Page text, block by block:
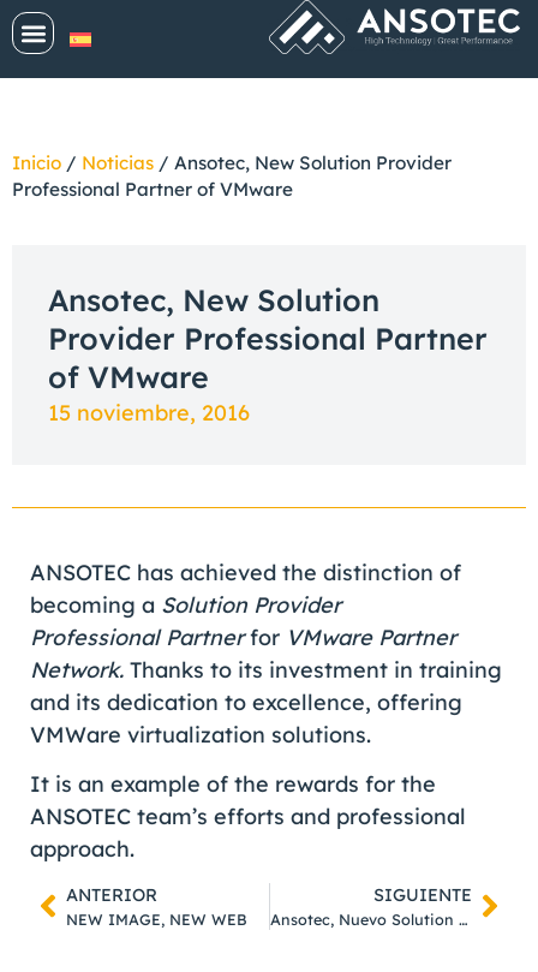
Inicio / Noticias / Ansotec, New Solution Provider
Professional Partner of VMware
Ansotec, New Solution
Provider Professional Partner
of VMware
15 noviembre, 2016
ANSOTEC has achieved the distinction of
becoming a Solution Provider
Professional Partnerfor VMware Partner
Network. Thanks to its investment in training
and its dedication to excellence, offering
VMWare virtualization solutions.
It is an example of the rewards for the
ANSOTEC team’s efforts and professional
approach.
ANTERIOR
NEW IMAGE, NEW WEB
SIGUIENTE
Ansotec, Nuevo Solution Provider ProfessIonal Partner de VMware